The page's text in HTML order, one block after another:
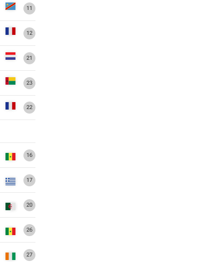
11
12
21
23
22
16
17
20
26
27